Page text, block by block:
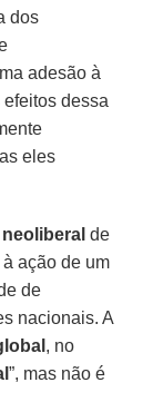
dos
adesão à
dessa
eles
de
ação de um
de
nacionais. A
, no
”, mas não é